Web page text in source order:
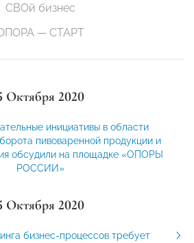
СВОй бизнес
— СТАРТ
Октября 2020
инициативы в области
пивоваренной продукции и
обсудили на площадке «ОПОРЫ
РОССИИ»
Октября 2020
бизнес-процессов требует